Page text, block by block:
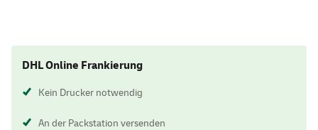
DHL Online Frankierung
Kein Drucker notwendig
An der Packstation versenden